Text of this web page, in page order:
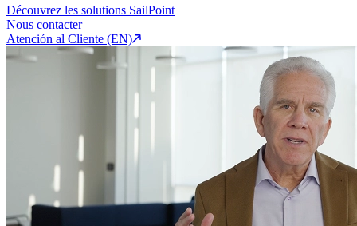
Découvrez les solutions SailPoint
Nous contacter
Atención al Cliente (EN)